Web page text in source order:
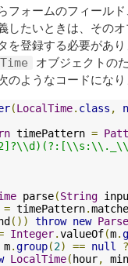
フォームのフィール
したいときは、その
を登録する必要があり
オブジェクトの
のようなコードになり
(LocalTime. class ,
timePattern =
parse(String
= timePattern.
()) throw new
Integer.valueOf(m.
m.group(2) == null ?
LocalTime(hour, min